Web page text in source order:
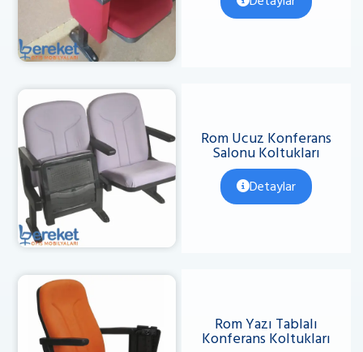
Rom Ucuz Konferans
Salonu Koltukları
Detaylar
Rom Yazı Tablalı
Konferans Koltukları